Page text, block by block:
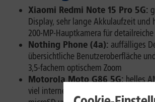
Xiaomi Redmi Note 15 Pro 5G:
Display, sehr lange Akkulaufzeit und
200-MP-Hauptkamera für detailreiche
Nothing Phone (4a): auffälliges
übersichtliche Benutzeroberfläche
3,5-fachem optischem Zoom
Motorola Moto G86 5G:helles
viel interner Speicher mit